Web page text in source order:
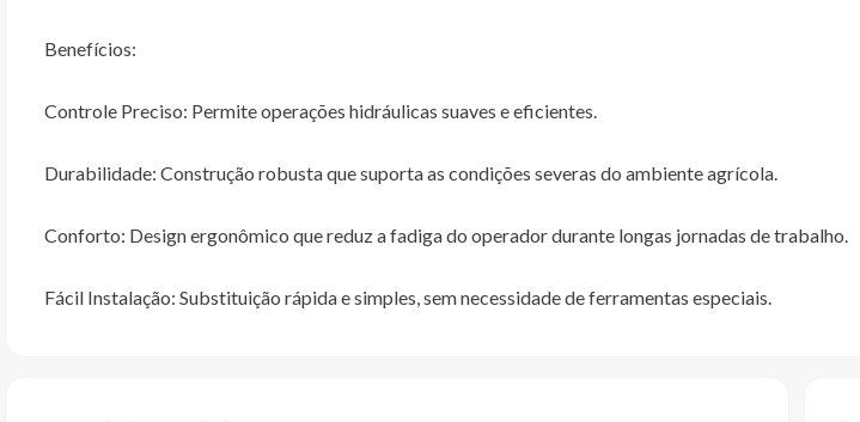
Benefícios:
Controle Preciso: Permite operações hidráulicas suaves e eficientes.
Durabilidade: Construção robusta que suporta as condições severas do ambiente agrícola.
Conforto: Design ergonômico que reduz a fadiga do operador durante longas jornadas de trabalho.
Fácil Instalação: Substituição rápida e simples, sem necessidade de ferramentas especiais.